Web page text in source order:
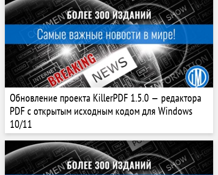
Обновление проекта KillerPDF 1.5.0 — редактора
PDF с открытым исходным кодом для Windows
10/11